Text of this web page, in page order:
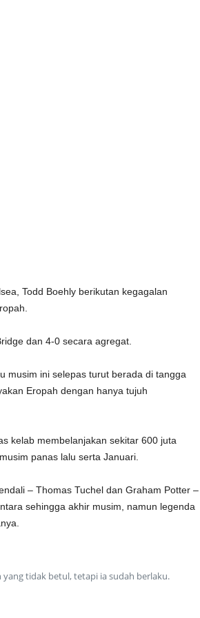
Todd Boehly berikutan kegagalan
dan 4-0 secara agregat.
musim ini selepas turut berada di tangga
Eropah dengan hanya tujuh
kelab membelanjakan sekitar 600 juta
panas lalu serta Januari.
– Thomas Tuchel dan Graham Potter –
sehingga akhir musim, namun legenda
yang tidak betul, tetapi ia sudah berlaku.